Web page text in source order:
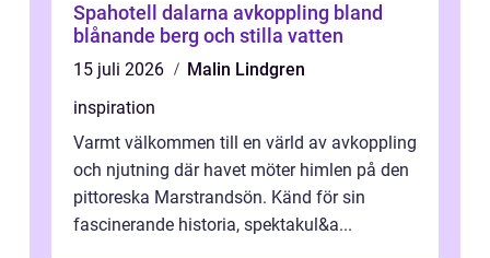
Spahotell dalarna avkoppling bland
blånande berg och stilla vatten
15 juli 2026
Malin Lindgren
inspiration
Varmt välkommen till en värld av avkoppling
och njutning där havet möter himlen på den
pittoreska Marstrandsön. Känd för sin
fascinerande historia, spektakul&a...